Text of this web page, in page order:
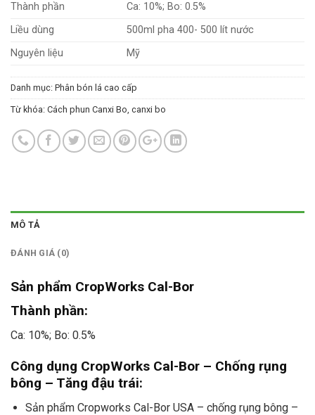
Thành phần
Ca: 10%; Bo: 0.5%
Liều dùng
500ml pha 400- 500 lít nước
Nguyên liệu
Mỹ
Danh mục: Phân bón lá cao cấp
Từ khóa: Cách phun Canxi Bo, canxi bo
MÔ TẢ
ĐÁNH GIÁ (0)
Sản phẩm CropWorks Cal-Bor
Thành phần:
Ca: 10%; Bo: 0.5%
Công dụng CropWorks Cal-Bor – Chống rụng
bông – Tăng đậu trái:
Sản phẩm Cropworks Cal-Bor USA – chống rụng bông –